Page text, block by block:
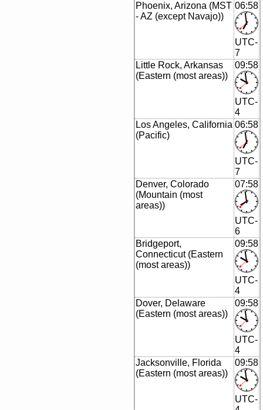
Phoenix, Arizona (MST
- AZ (except Navajo))
06:58
UTC-
7
Little Rock, Arkansas
(Eastern (most areas))
09:58
UTC-
4
Los Angeles, California
(Pacific)
06:58
UTC-
7
Denver, Colorado
(Mountain (most
areas))
07:58
UTC-
6
Bridgeport,
Connecticut (Eastern
(most areas))
09:58
UTC-
4
Dover, Delaware
(Eastern (most areas))
09:58
UTC-
4
Jacksonville, Florida
(Eastern (most areas))
09:58
UTC-